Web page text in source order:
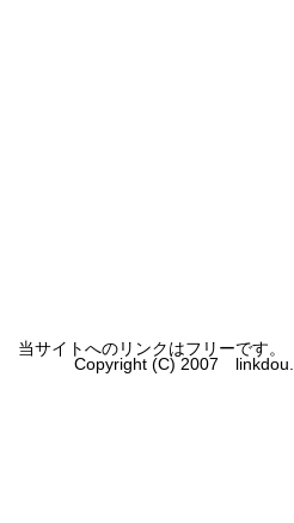
当サイトへのリンクはフリーです
Copyright (C) 2007